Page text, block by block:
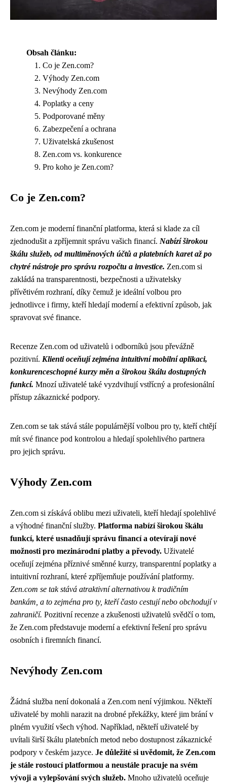
Obsah článku:
Co je Zen.com?
Výhody Zen.com
Nevýhody Zen.com
Poplatky a ceny
Podporované měny
Zabezpečení a ochrana
Uživatelská zkušenost
Zen.com vs. konkurence
Pro koho je Zen.com?
Co je Zen.com?
Zen.com je moderní finanční platforma, která si klade za cíl
zjednodušit a zpříjemnit správu vašich financí. Nabízí širokou
škálu služeb, od multiměnových účtů a platebních karet až po
chytré nástroje pro správu rozpočtu a investice. Zen.com si
zakládá na transparentnosti, bezpečnosti a uživatelsky
přívětivém rozhraní, díky čemuž je ideální volbou pro
jednotlivce i firmy, kteří hledají moderní a efektivní způsob, jak
spravovat své finance.
Recenze Zen.com od uživatelů i odborníků jsou převážně
pozitivní. Klienti oceňují zejména intuitivní mobilní aplikaci,
konkurenceschopné kurzy měn a širokou škálu dostupných
funkcí. Mnozí uživatelé také vyzdvihují vstřícný a profesionální
přístup zákaznické podpory.
Zen.com se tak stává stále populárnější volbou pro ty, kteří chtějí
mít své finance pod kontrolou a hledají spolehlivého partnera
pro jejich správu.
Výhody Zen.com
Zen.com si získává oblibu mezi uživateli, kteří hledají spolehlivé
a výhodné finanční služby. Platforma nabízí širokou škálu
funkcí, které usnadňují správu financí a otevírají nové
možnosti pro mezinárodní platby a převody. Uživatelé
oceňují zejména příznivé směnné kurzy, transparentní poplatky a
intuitivní rozhraní, které zpříjemňuje používání platformy.
Zen.com se tak stává atraktivní alternativou k tradičním
bankám, a to zejména pro ty, kteří často cestují nebo obchodují v
zahraničí. Pozitivní recenze a zkušenosti uživatelů svědčí o tom,
že Zen.com představuje moderní a efektivní řešení pro správu
osobních i firemních financí.
Nevýhody Zen.com
Žádná služba není dokonalá a Zen.com není výjimkou. Někteří
uživatelé by mohli narazit na drobné překážky, které jim brání v
plném využití všech výhod. Například, někteří uživatelé by
uvítali širší škálu platebních metod nebo dostupnost zákaznické
podpory v českém jazyce. Je důležité si uvědomit, že Zen.com
je stále rostoucí platformou a neustále pracuje na svém
vývoji a vylepšování svých služeb. Mnoho uživatelů oceňuje